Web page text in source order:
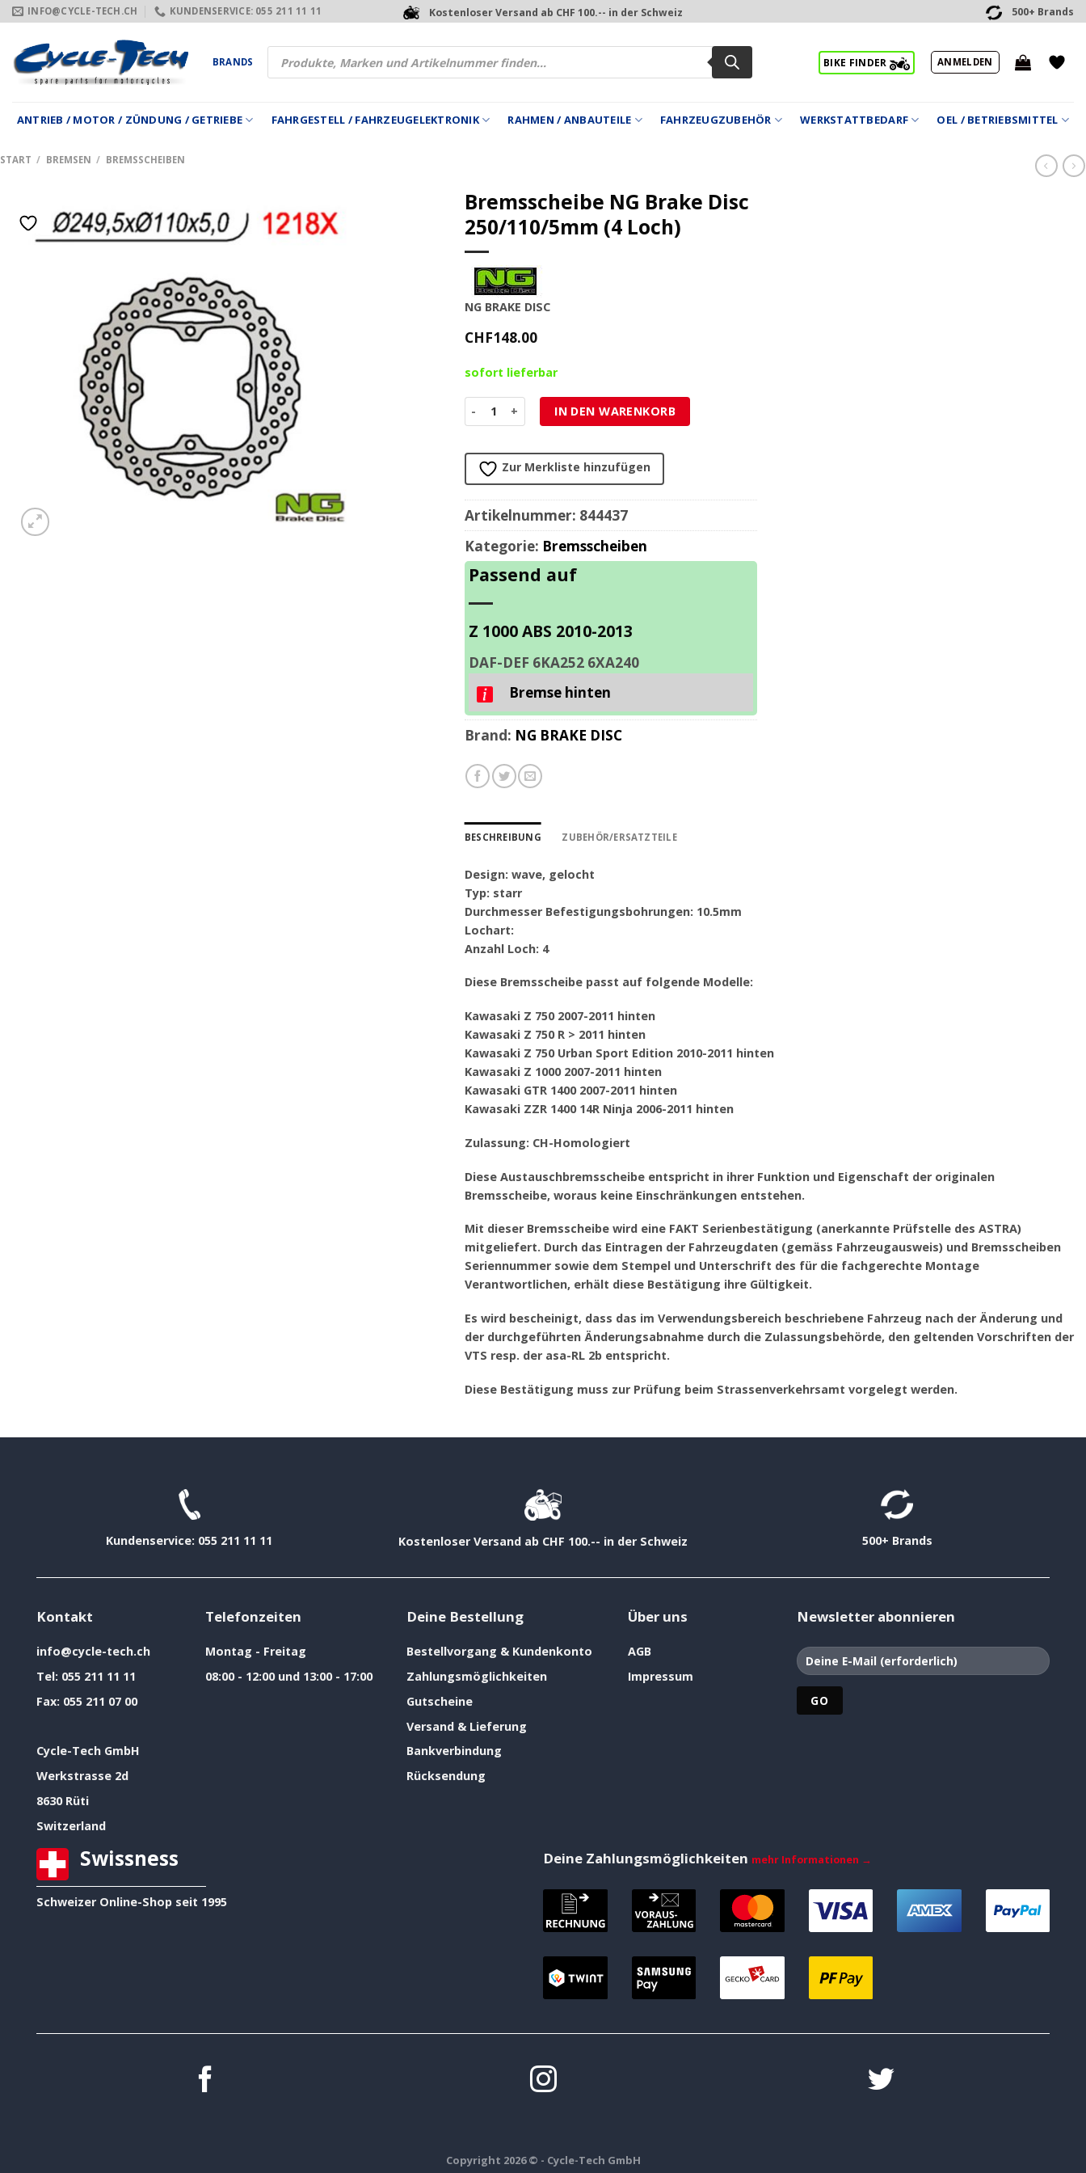
Zum
Inhalt
springen
INFO@CYCLE-TECH.CH KUNDENSERVICE: 055 211 11 11 Kostenloser Versand ab CHF 100.-- in der Schweiz 500+ Brands
BRANDS
Products
search
BIKE FINDER ANMELDEN
ANTRIEB / MOTOR / ZÜNDUNG / GETRIEBE FAHRGESTELL / FAHRZEUGELEKTRONIK RAHMEN / ANBAUTEILE FAHRZEUGZUBEHÖR WERKSTATTBEDARF OEL / BETRIEBSMITTEL
START / BREMSEN / BREMSSCHEIBEN
Bremsscheibe NG Brake Disc
250/110/5mm (4 Loch)
NG BRAKE DISC
CHF148.00
sofort lieferbar
Bremsscheibe NG Brake Disc 250/110/5mm (4 Loch) Menge
IN DEN WARENKORB
Zur Merkliste hinzufügen
Artikelnummer: 844437
Kategorie: Bremsscheiben
Passend auf
Z 1000 ABS 2010-2013
DAF-DEF 6KA252 6XA240
Bremse hinten
Brand: NG BRAKE DISC
BESCHREIBUNG ZUBEHÖR/ERSATZTEILE
Design: wave, gelocht
Typ: starr
Durchmesser Befestigungsbohrungen: 10.5mm
Lochart:
Anzahl Loch: 4
Diese Bremsscheibe passt auf folgende Modelle:
Kawasaki Z 750 2007-2011 hinten
Kawasaki Z 750 R > 2011 hinten
Kawasaki Z 750 Urban Sport Edition 2010-2011 hinten
Kawasaki Z 1000 2007-2011 hinten
Kawasaki GTR 1400 2007-2011 hinten
Kawasaki ZZR 1400 14R Ninja 2006-2011 hinten
Zulassung: CH-Homologiert
Diese Austauschbremsscheibe entspricht in ihrer Funktion und Eigenschaft der originalen
Bremsscheibe, woraus keine Einschränkungen entstehen.
Mit dieser Bremsscheibe wird eine FAKT Serienbestätigung (anerkannte Prüfstelle des ASTRA)
mitgeliefert. Durch das Eintragen der Fahrzeugdaten (gemäss Fahrzeugausweis) und Bremsscheiben
Seriennummer sowie dem Stempel und Unterschrift des für die fachgerechte Montage
Verantwortlichen, erhält diese Bestätigung ihre Gültigkeit.
Es wird bescheinigt, dass das im Verwendungsbereich beschriebene Fahrzeug nach der Änderung und
der durchgeführten Änderungsabnahme durch die Zulassungsbehörde, den geltenden Vorschriften der
VTS resp. der asa-RL 2b entspricht.
Diese Bestätigung muss zur Prüfung beim Strassenverkehrsamt vorgelegt werden.
Kundenservice: 055 211 11 11 Kostenloser Versand ab CHF 100.-- in der Schweiz 500+ Brands
Kontakt
info@cycle-tech.ch
Tel: 055 211 11 11
Fax: 055 211 07 00
Cycle-Tech GmbH
Werkstrasse 2d
8630 Rüti
Switzerland
Telefonzeiten
Montag - Freitag
08:00 - 12:00 und 13:00 - 17:00
Deine Bestellung
Bestellvorgang & Kundenkonto
Zahlungsmöglichkeiten
Gutscheine
Versand & Lieferung
Bankverbindung
Rücksendung
Über uns
AGB
Impressum
Newsletter abonnieren
Swissness
Schweizer Online-Shop seit 1995
Deine Zahlungsmöglichkeiten mehr Informationen →
Copyright 2026 © - Cycle-Tech GmbH